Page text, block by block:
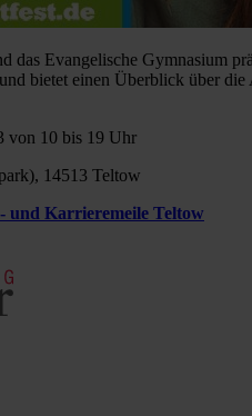
das Evangelische Gymnasium
bietet einen Überblick über
von 10 bis 19 Uhr
14513 Teltow
und Karrieremeile Teltow